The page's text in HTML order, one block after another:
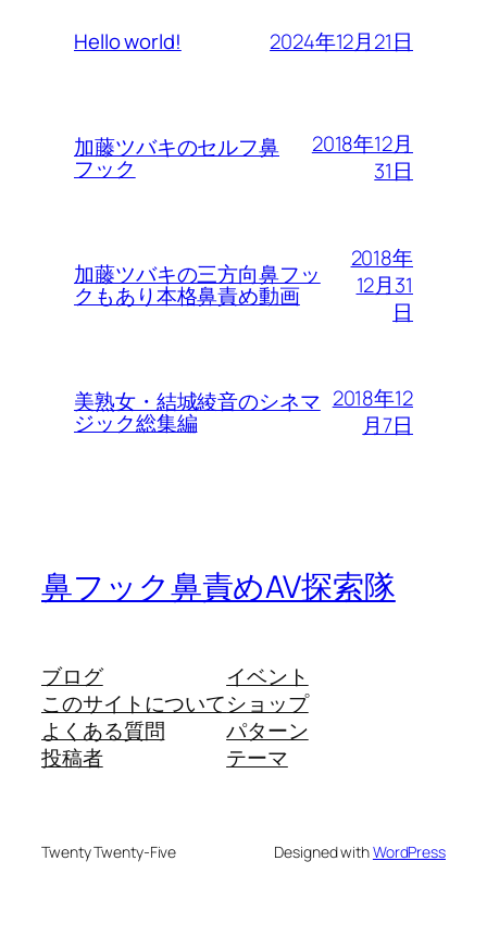
Hello world! 2024年12月21日
加藤ツバキのセルフ鼻
フック
2018年12月
31日
加藤ツバキの三方向鼻フッ
クもあり本格鼻責め動画
2018年
12月31
日
美熟女・結城綾音のシネマ
ジック総集編
2018年12
月7日
鼻フック鼻責めAV探索隊
ブログ
このサイトについて
よくある質問
投稿者
イベント
ショップ
パターン
テーマ
Twenty Twenty-Five Designed withWordPress